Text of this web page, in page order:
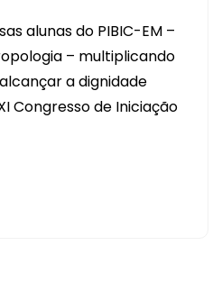
alunas do PIBIC-EM –
– multiplicando
a dignidade
Congresso de Iniciação